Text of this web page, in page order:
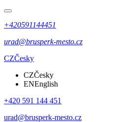
+420591144451
urad@brusperk-mesto.cz
CZČesky
CZČesky
ENEnglish
+420 591 144 451
urad@brusperk-mesto.cz